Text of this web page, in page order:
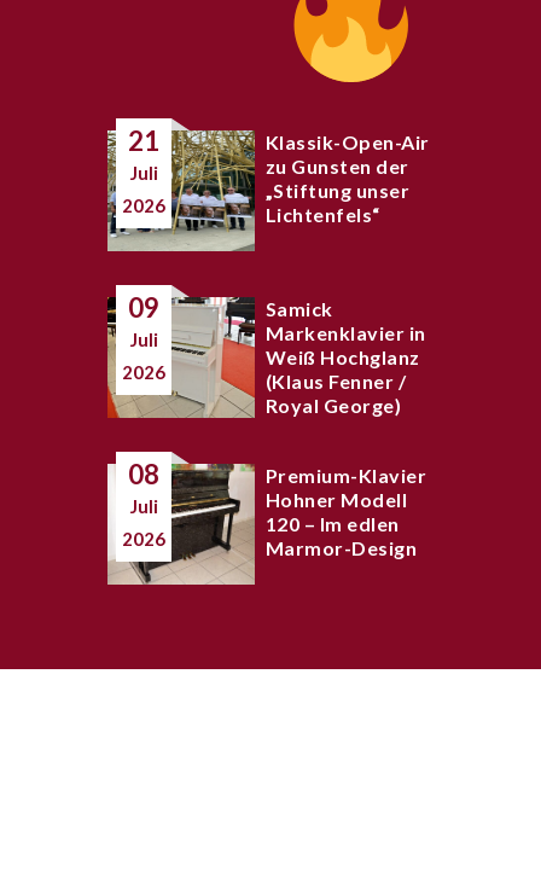
21
Juli
2026
Klassik-Open-Air
zu Gunsten der
„Stiftung unser
Lichtenfels“
09
Juli
2026
Samick
Markenklavier in
Weiß Hochglanz
(Klaus Fenner /
Royal George)
08
Juli
2026
Premium-Klavier
Hohner Modell
120 – Im edlen
Marmor-Design